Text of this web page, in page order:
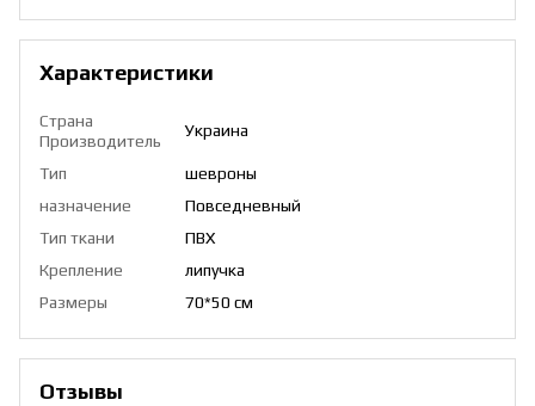
Характеристики
Страна
Производитель
Украина
Тип
шевроны
назначение
Повседневный
Тип ткани
ПВХ
Крепление
липучка
Размеры
70*50 см
Отзывы